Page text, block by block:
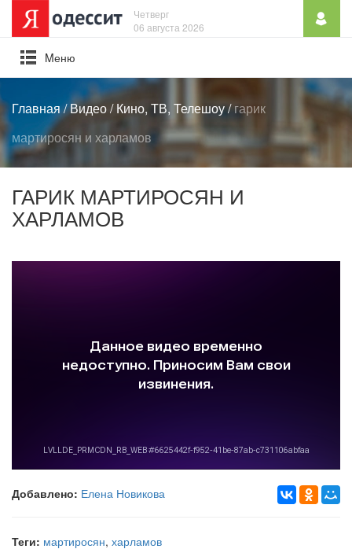
Четверг
06 августа 2026
Mеню
Главная/Видео/Кино, ТВ, Телешоу/гарик
мартиросян и харламов
ГАРИК МАРТИРОСЯН И
ХАРЛАМОВ
Добавлено: Елена Новикова
Теги: мартиросян, харламов